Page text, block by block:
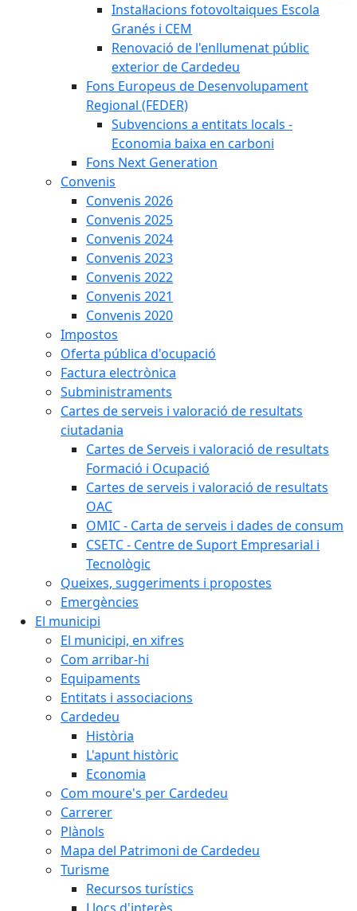
Instal·lacions fotovoltaiques Escola
Granés i CEM
Renovació de l'enllumenat públic
exterior de Cardedeu
Fons Europeus de Desenvolupament
Regional (FEDER)
Subvencions a entitats locals -
Economia baixa en carboni
Fons Next Generation
Convenis
Convenis 2026
Convenis 2025
Convenis 2024
Convenis 2023
Convenis 2022
Convenis 2021
Convenis 2020
Impostos
Oferta pública d'ocupació
Factura electrònica
Subministraments
Cartes de serveis i valoració de resultats
ciutadania
Cartes de Serveis i valoració de resultats
Formació i Ocupació
Cartes de serveis i valoració de resultats
OAC
OMIC - Carta de serveis i dades de consum
CSETC - Centre de Suport Empresarial i
Tecnològic
Queixes, suggeriments i propostes
Emergències
El municipi
El municipi, en xifres
Com arribar-hi
Equipaments
Entitats i associacions
Cardedeu
Història
L'apunt històric
Economia
Com moure's per Cardedeu
Carrerer
Plànols
Mapa del Patrimoni de Cardedeu
Turisme
Recursos turístics